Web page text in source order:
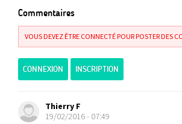
Commentaires
VOUS DEVEZ ÊTRE CONNECTÉ POUR POSTER DES
CONNEXION INSCRIPTION
Thierry F
19/02/2016 - 07:49